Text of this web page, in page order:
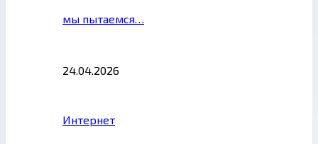
мы пытаемся…
24.04.2026
Интернет